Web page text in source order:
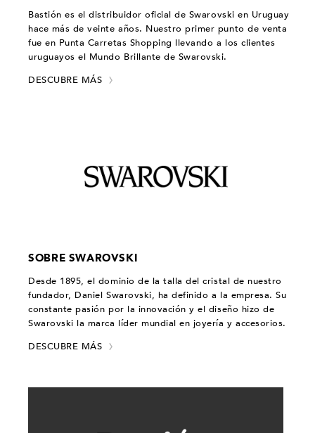
Bastión es el distribuidor oficial de Swarovski en Uruguay
hace más de veinte años. Nuestro primer punto de venta
fue en Punta Carretas Shopping llevando a los clientes
uruguayos el Mundo Brillante de Swarovski.
DESCUBRE MÁS
SOBRE SWAROVSKI
Desde 1895, el dominio de la talla del cristal de nuestro
fundador, Daniel Swarovski, ha definido a la empresa. Su
constante pasión por la innovación y el diseño hizo de
Swarovski la marca líder mundial en joyería y accesorios.
DESCUBRE MÁS